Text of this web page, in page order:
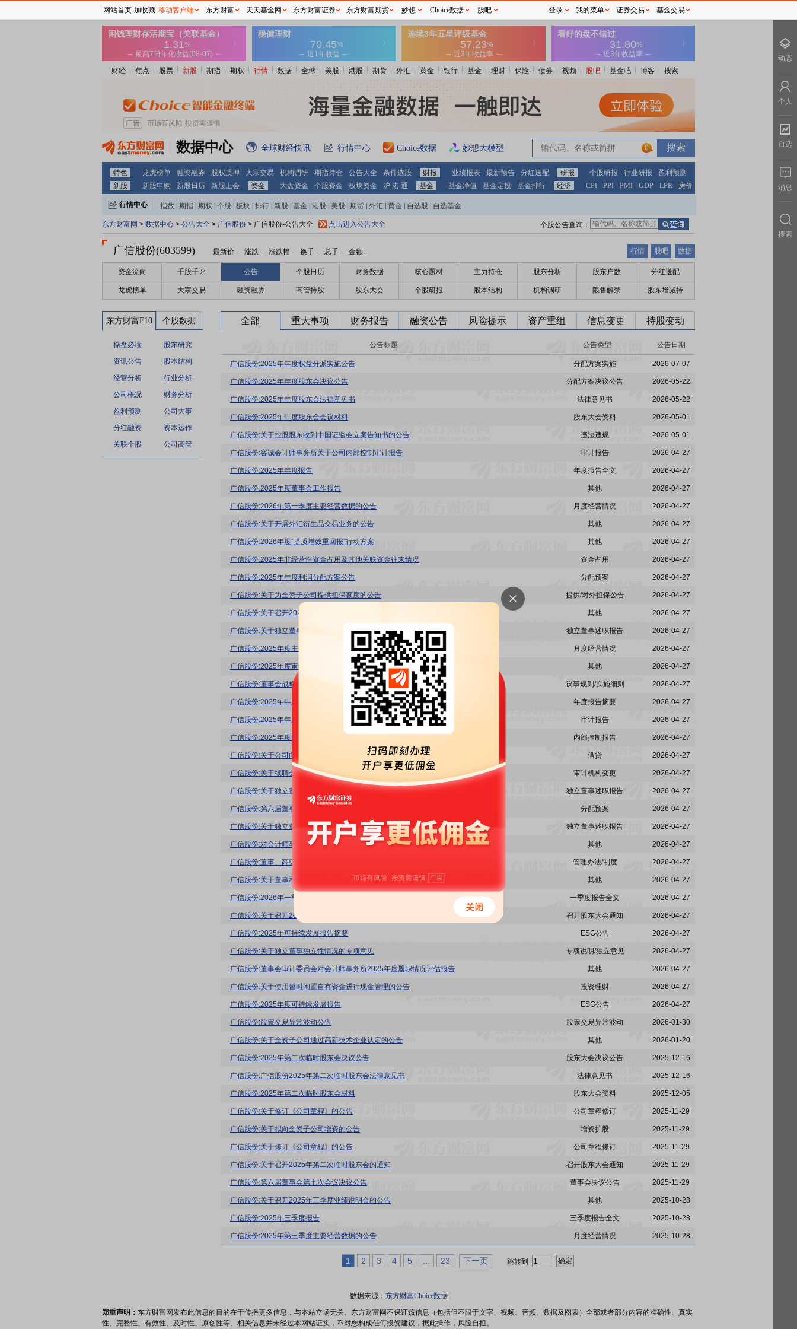
财经 焦点 股票 新股 期指 期权 行情 数据 全球 美股 港股 期货 外汇 黄金 银行 基金 理财 保险 债券 视频 股吧 基金吧 博客 搜索
数据中心 全球财经快讯 行情中心 Choice数据 妙想大模型 0
特色 龙虎榜单 融资融券 股权质押 大宗交易 机构调研 期指持仓 公告大全 条件选股 财报 业绩报表 最新预告 分红送配 研报 个股研报 行业研报
盈利预测
新股
新股申购 新股日历 新股上会 资金 大盘资金 个股资金 板块资金 沪 港 通 基金 基金净值 基金定投 基金排行 经济 CPI PPI PMI GDP LPR 房价
行情中心 指数 期指 期权 个股 板块 排行 新股 基金 港股 美股 期货 外汇 黄金 自选股 自选基金
东方财富网 > 数据中心 > 公告大全 > 广信股份 > 广信股份-公告大全 点击进入公告大全 个股公告查询：
广信股份(603599) 最新价 - 涨跌 - 涨跌幅 - 换手 - 总手 - 金额 - 行情 股吧 数据
资金流向 千股千评 公告 个股日历 财务数据 核心题材 主力持仓 股东分析 股东户数 分红送配
龙虎榜单 大宗交易 融资融券 高管持股 股东大会 个股研报 股本结构 机构调研 限售解禁 股东增减持
东方财富F10 个股数据
操盘必读
股东研究
资讯公告
股本结构
经营分析
行业分析
公司概况
财务分析
盈利预测
公司大事
分红融资
资本运作
关联个股
公司高管
全部 重大事项 财务报告 融资公告 风险提示 资产重组 信息变更 持股变动
公告标题 公告类型 公告日期
广信股份:2025年年度权益分派实施公告 分配方案实施 2026-07-07
广信股份:2025年年度股东会决议公告 分配方案决议公告 2026-05-22
广信股份:2025年年度股东会法律意见书 法律意见书 2026-05-22
广信股份:2025年年度股东会会议材料 股东大会资料 2026-05-01
广信股份:关于控股股东收到中国证监会立案告知书的公告 违法违规 2026-05-01
广信股份:容诚会计师事务所关于公司内部控制审计报告 审计报告 2026-04-27
广信股份:2025年年度报告 年度报告全文 2026-04-27
广信股份:2025年度董事会工作报告 其他 2026-04-27
广信股份:2026年第一季度主要经营数据的公告 月度经营情况 2026-04-27
广信股份:关于开展外汇衍生品交易业务的公告 其他 2026-04-27
广信股份:2026年度“提质增效重回报”行动方案 其他 2026-04-27
广信股份:2025年非经营性资金占用及其他关联资金往来情况 资金占用 2026-04-27
广信股份:2025年年度利润分配方案公告 分配预案 2026-04-27
广信股份:关于为全资子公司提供担保额度的公告 提供/对外担保公告 2026-04-27
广信股份:关于召开2025年年度暨2026年第一季度业绩暨现金分红说明会的公告 其他 2026-04-27
广信股份:关于独立董事祝传颂2025年度述职报告 独立董事述职报告 2026-04-27
广信股份:2025年度主要经营数据的公告 月度经营情况 2026-04-27
广信股份:2025年度审计委员会履职情况报告 其他 2026-04-27
广信股份:董事会战略与可持续发展委员会实施细则 议事规则/实施细则 2026-04-27
广信股份:2025年年度报告摘要 年度报告摘要 2026-04-27
广信股份:2025年年度审计报告 审计报告 2026-04-27
广信股份:2025年度内部控制评价报告 内部控制报告 2026-04-27
广信股份:关于公司向银行申请授信额度的公告 借贷 2026-04-27
广信股份:关于续聘会计师事务所公告 审计机构变更 2026-04-27
广信股份:关于独立董事王韧2025年度述职报告 独立董事述职报告 2026-04-27
广信股份:第六届董事会第八次会议决议公告 分配预案 2026-04-27
广信股份:关于独立董事何文龙2025年度述职报告 独立董事述职报告 2026-04-27
广信股份:对会计师事务所2025年度履职情况的评估 其他 2026-04-27
广信股份:董事、高级管理人员薪酬管理制度 管理办法/制度 2026-04-27
广信股份:关于董事和高级管理人员薪酬方案的公告 其他 2026-04-27
广信股份:2026年一季度报告 一季度报告全文 2026-04-27
广信股份:关于召开2025年年度股东会通知 召开股东大会通知 2026-04-27
广信股份:2025年可持续发展报告摘要 ESG公告 2026-04-27
广信股份:关于独立董事独立性情况的专项意见 专项说明/独立意见 2026-04-27
广信股份:董事会审计委员会对会计师事务所2025年度履职情况评估报告 其他 2026-04-27
广信股份:关于使用暂时闲置自有资金进行现金管理的公告 投资理财 2026-04-27
广信股份:2025年度可持续发展报告 ESG公告 2026-04-27
广信股份:股票交易异常波动公告 股票交易异常波动 2026-01-30
广信股份:关于全资子公司通过高新技术企业认定的公告 其他 2026-01-20
广信股份:2025年第二次临时股东会决议公告 股东大会决议公告 2025-12-16
广信股份:广信股份2025年第二次临时股东会法律意见书 法律意见书 2025-12-16
广信股份:2025年第二次临时股东会材料 股东大会资料 2025-12-05
广信股份:关于修订《公司章程》的公告 公司章程修订 2025-11-29
广信股份:关于拟向全资子公司增资的公告 增资扩股 2025-11-29
广信股份:关于修订《公司章程》的公告 公司章程修订 2025-11-29
广信股份:关于召开2025年第二次临时股东会的通知 召开股东大会通知 2025-11-29
广信股份:第六届董事会第七次会议决议公告 董事会决议公告 2025-11-29
广信股份:关于召开2025年三季度业绩说明会的公告 其他 2025-10-28
广信股份:2025年三季度报告 三季度报告全文 2025-10-28
广信股份:2025年第三季度主要经营数据的公告 月度经营情况 2025-10-28
1 2 3 4 5 23 下一页 跳转到
数据来源： 东方财富Choice数据
郑重声明： 东方财富网发布此信息的目的在于传播更多信息，与本站立场无关。东方财富网不保证该信息（包括但不限于文字、视频、音频、数据及图表）全部或者部分内容的准确性、真实
性、完整性、有效性、及时性、原创性等。相关信息并未经过本网站证实，不对您构成任何投资建议，据此操作，风险自担。
网站首页 加收藏 移动客户端 东方财富 天天基金网 东方财富证券 东方财富期货 妙想 Choice数据 股吧 登录 我的菜单 证券交易 基金交易
动态
个人
自选
消息
搜索